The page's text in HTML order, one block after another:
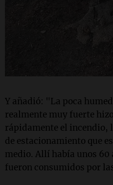
Y añadió: "La poca
realmente muy fuerte
rápidamente el incendio,
de estacionamiento que
medio. Allí había unos 60
fueron consumidos por